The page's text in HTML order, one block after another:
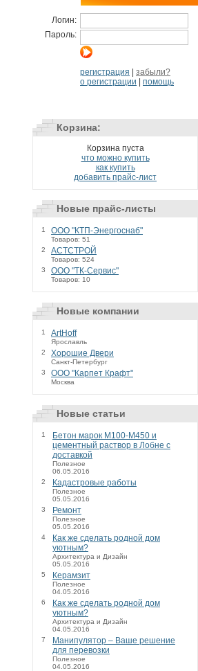
Логин:
Пароль:
регистрация
забыли?
о регистрации
помощь
Корзина:
Корзина пуста
что можно купить
как купить
добавить прайс-лист
Новые прайс-листы
1 ООО "КТП-Энергоснаб"
Товаров: 51
2
АСТСТРОЙ
Товаров: 524
3
ООО "ТК-Сервис"
Товаров: 10
Новые компании
1 ArtHoff
Ярославль
2
Хорошие Двери
Санкт-Петербург
3
ООО "Карпет Крафт"
Москва
Новые статьи
1
Бетон марок М100-М450 и
цементный раствор в Лобне с
доставкой
Полезное
06.05.2016
2
Кадастровые работы
Полезное
05.05.2016
3
Ремонт
Полезное
05.05.2016
4
Как же сделать родной дом
уютным?
Архитектура и Дизайн
05.05.2016
5
Керамзит
Полезное
04.05.2016
6
Как же сделать родной дом
уютным?
Архитектура и Дизайн
04.05.2016
7
Манипулятор – Ваше решение
для перевозки
Полезное
04.05.2016